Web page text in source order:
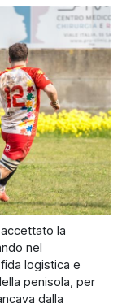
la
nel
logistica e
penisola, per
dalla